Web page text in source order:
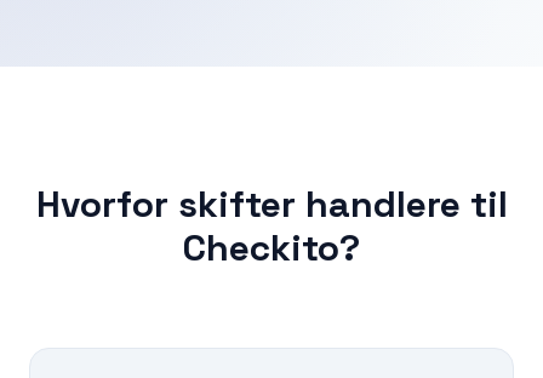
Hvorfor skifter handlere til
Checkito?